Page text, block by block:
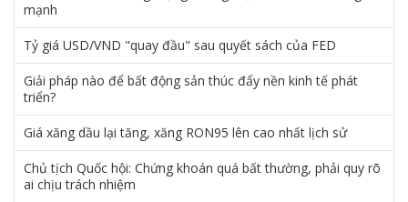
mạnh
Tỷ giá USD/VND "quay đầu" sau quyết sách của FED
Giải pháp nào để bất động sản thúc đẩy nền kinh tế phát
triển?
Giá xăng dầu lại tăng, xăng RON95 lên cao nhất lịch sử
Chủ tịch Quốc hội: Chứng khoán quá bất thường, phải quy rõ
ai chịu trách nhiệm